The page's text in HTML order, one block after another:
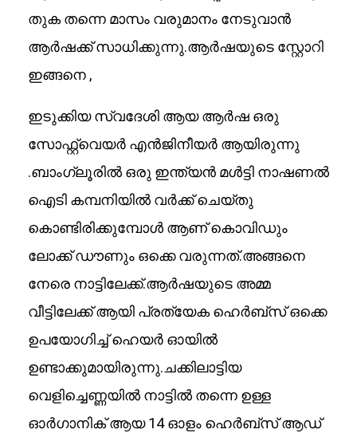
തുക തന്നെ മാസം വരുമാനം നേടുവാൻ
ആർഷക്ക് സാധിക്കുന്നു.ആർഷയുടെ സ്റ്റോറി
ഇങ്ങനെ ,
ഇടുക്കിയ സ്വദേശി ആയ ആർഷ ഒരു
സോഫ്റ്റ്‌വെയർ എൻജിനീയർ ആയിരുന്നു
.ബാംഗ്ലൂരിൽ ഒരു ഇന്ത്യൻ മൾട്ടി നാഷണൽ
ഐടി കമ്പനിയിൽ വർക്ക് ചെയ്തു
കൊണ്ടിരിക്കുമ്പോൾ ആണ് കൊവിഡും
ലോക്ക് ഡൗണും ഒക്കെ വരുന്നത്.അങ്ങനെ
നേരെ നാട്ടിലേക്ക്.ആർഷയുടെ അമ്മ
വീട്ടിലേക്ക് ആയി പ്രത്യേക ഹെർബ്സ് ഒക്കെ
ഉപയോഗിച്ച് ഹെയർ ഓയിൽ
ഉണ്ടാക്കുമായിരുന്നു.ചക്കിലാട്ടിയ
വെളിച്ചെണ്ണയിൽ നാട്ടിൽ തന്നെ ഉള്ള
ഓർഗാനിക് ആയ 14 ഓളം ഹെർബ്സ് ആഡ്